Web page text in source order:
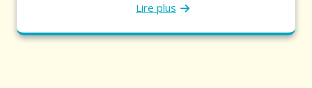
Lire plus